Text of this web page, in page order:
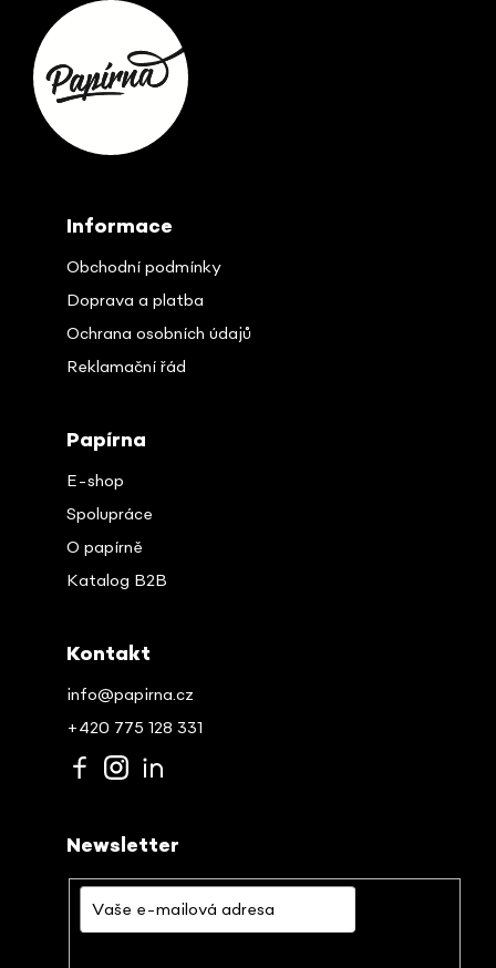
Informace
Obchodní podmínky
Doprava a platba
Ochrana osobních údajů
Reklamační řád
Papírna
E-shop
Spolupráce
O papírně
Katalog B2B
Kontakt
info@papirna.cz
+420 775 128 331
Newsletter